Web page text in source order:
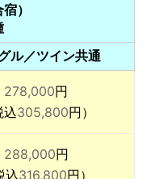
）
ル／ツイン共通
278,000円
込305,800円）
288,000円
込316,800円）